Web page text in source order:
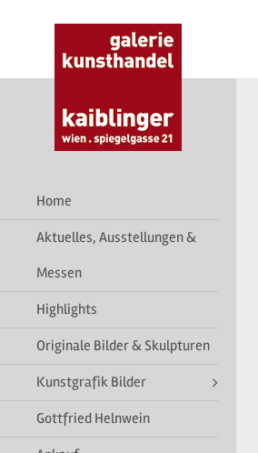
Home
Aktuelles, Ausstellungen &
Messen
Highlights
Originale Bilder & Skulpturen
Kunstgrafik Bilder
Gottfried Helnwein